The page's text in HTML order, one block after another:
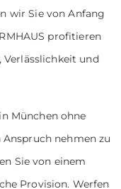
wir Sie von Anfang
profitieren
und
München ohne
nehmen zu
Sie von einem
Provision. Werfen